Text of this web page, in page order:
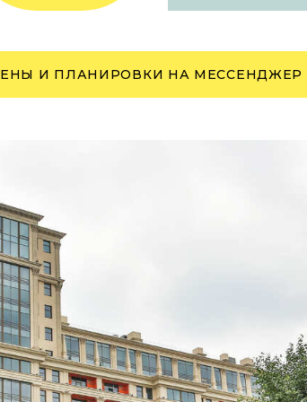
И ПЛАНИРОВКИ НА МЕССЕНДЖЕР